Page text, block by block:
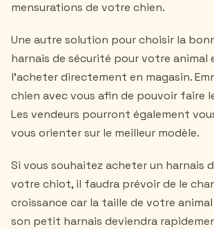
mensurations de votre chien.
Une autre solution pour choisir la
harnais de sécurité pour votre animal
l'acheter directement en magasin.
chien avec vous afin de pouvoir faire
Les vendeurs pourront également
vous orienter sur le meilleur modèle.
Si vous souhaitez acheter un harnais
votre chiot, il faudra prévoir de le
croissance car la taille de votre
son petit harnais deviendra